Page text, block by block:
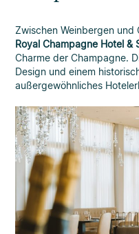
Zwischen Weinbergen
Royal Champagne Hotel &
Charme der Champagne.
Design und einem
außergewöhnliches